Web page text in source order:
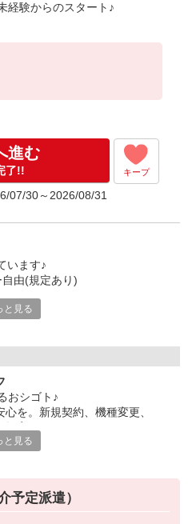
経験からのスタート♪
り）
定有)
有)
。・゜+゜
進む
了!! キープ
07/30～2026/08/31
います♪
由(規定あり)
購入OK！！
す♪
ルセンター、受付
加工・組立・検査
と見る
おシゴト♪
を。新規契約、機種変更、
と見る
予定派遣）